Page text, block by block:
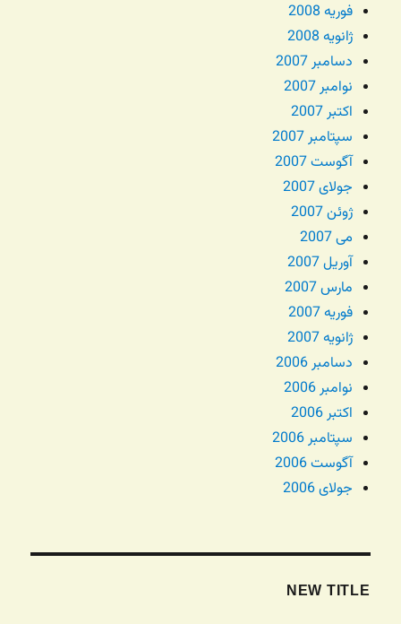
فوریه 2008
ژانویه 2008
دسامبر 2007
نوامبر 2007
اکتبر 2007
سپتامبر 2007
آگوست 2007
جولای 2007
ژوئن 2007
می 2007
آوریل 2007
مارس 2007
فوریه 2007
ژانویه 2007
دسامبر 2006
نوامبر 2006
اکتبر 2006
سپتامبر 2006
آگوست 2006
جولای 2006
NEW TITLE